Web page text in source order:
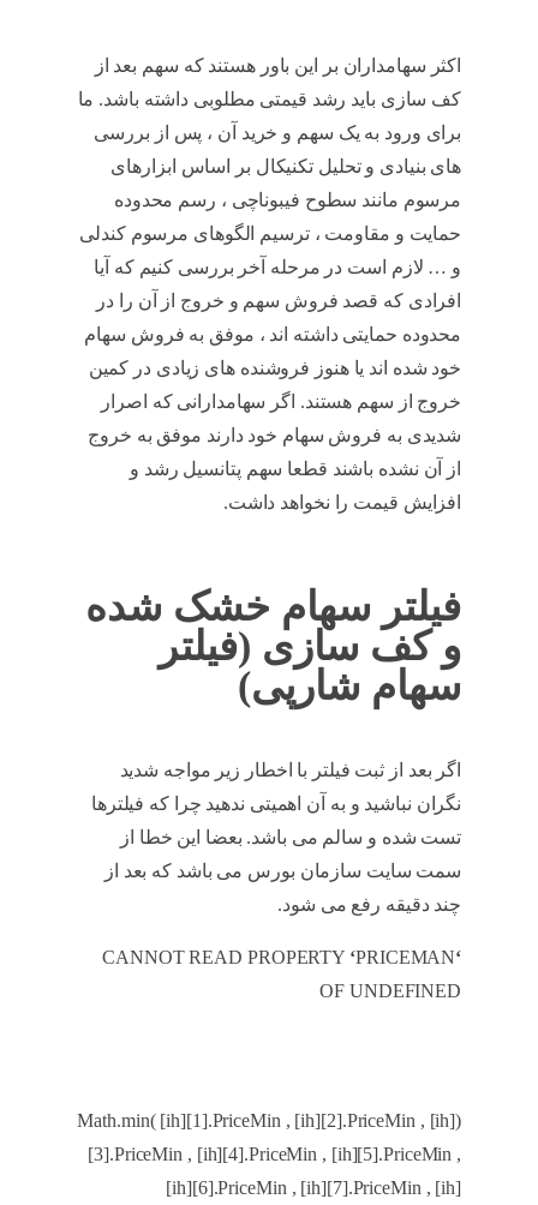
اکثر سهامداران بر این باور هستند که سهم بعد از
کف سازی باید رشد قیمتی مطلوبی داشته باشد. ما
برای ورود به یک سهم و خرید آن ، پس از بررسی
های بنیادی و تحلیل تکنیکال بر اساس ابزارهای
مرسوم مانند سطوح فیبوناچی ، رسم محدوده
حمایت و مقاومت ، ترسیم الگوهای مرسوم کندلی
و … لازم است در مرحله آخر بررسی کنیم که آیا
افرادی که قصد فروش سهم و خروج از آن را در
محدوده حمایتی داشته اند ، موفق به فروش سهام
خود شده اند یا هنوز فروشنده های زیادی در کمین
خروج از سهم هستند. اگر سهامدارانی که اصرار
شدیدی به فروش سهام خود دارند موفق به خروج
از آن نشده باشند قطعا سهم پتانسیل رشد و
افزایش قیمت را نخواهد داشت.
فیلتر سهام خشک شده
و کف سازی (فیلتر
سهام شارپی)
اگر بعد از ثبت فیلتر با اخطار زیر مواجه شدید
نگران نباشید و به آن اهمیتی ندهید چرا که فیلترها
تست شده و سالم می باشد. بعضا این خطا از
سمت سایت سازمان بورس می باشد که بعد از
چند دقیقه رفع می شود.
CANNOT READ PROPERTY ‘PRICEMAN‘
OF UNDEFINED
(Math.min( [ih][1].PriceMin , [ih][2].PriceMin , [ih]
[3].PriceMin , [ih][4].PriceMin , [ih][5].PriceMin ,
[ih][6].PriceMin , [ih][7].PriceMin , [ih]